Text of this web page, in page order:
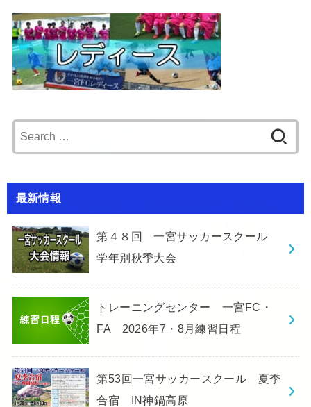
for:
最新情報
第４８回 一宮サッカースクール
学年別秋季大会
トレーニングセンター 一宮FC・
FA 2026年7・8月練習日程
第53回一宮サッカースクール 夏季
合宿 IN神鍋高原